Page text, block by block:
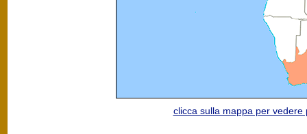
clicca sulla mappa per vedere